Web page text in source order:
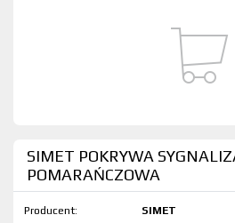
SIMET POKRYWA
POMARAŃCZOWA
Producent:
SIMET